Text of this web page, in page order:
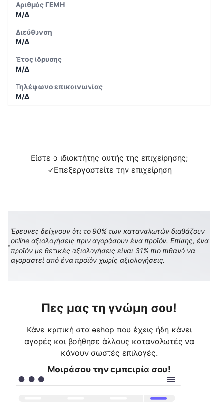
Αριθμός ΓΕΜΗ
Μ/Δ
Διεύθυνση
Μ/Δ
Έτος ίδρυσης
Μ/Δ
Τηλέφωνο επικοινωνίας
Μ/Δ
Είστε ο ιδιοκτήτης αυτής της επιχείρησης;
Επεξεργαστείτε την επιχείρηση
Έρευνες δείχνουν ότι το 90% των καταναλωτών διαβάζουν
online αξιολογήσεις πριν αγοράσουν ένα προϊόν. Επίσης, ένα
προϊόν με θετικές αξιολογήσεις είναι 31% πιο πιθανό να
αγοραστεί από ένα προϊόν χωρίς αξιολογήσεις.
Πες μας τη γνώμη σου!
Κάνε κριτική στα eshop που έχεις ήδη κάνει
αγορές και βοήθησε άλλους καταναλωτές να
κάνουν σωστές επιλογές.
Μοιράσου την εμπειρία σου!